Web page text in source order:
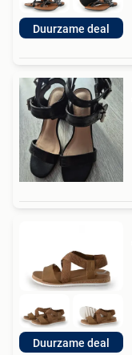
Duurzame deal
Duurzame deal